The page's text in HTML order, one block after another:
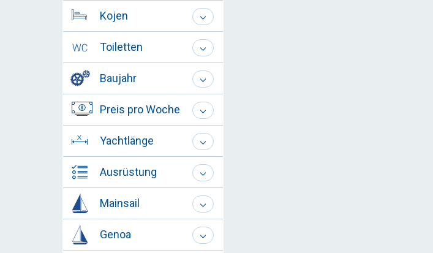
Kojen
Toiletten
Baujahr
Preis pro Woche
Yachtlänge
Ausrüstung
Mainsail
Genoa